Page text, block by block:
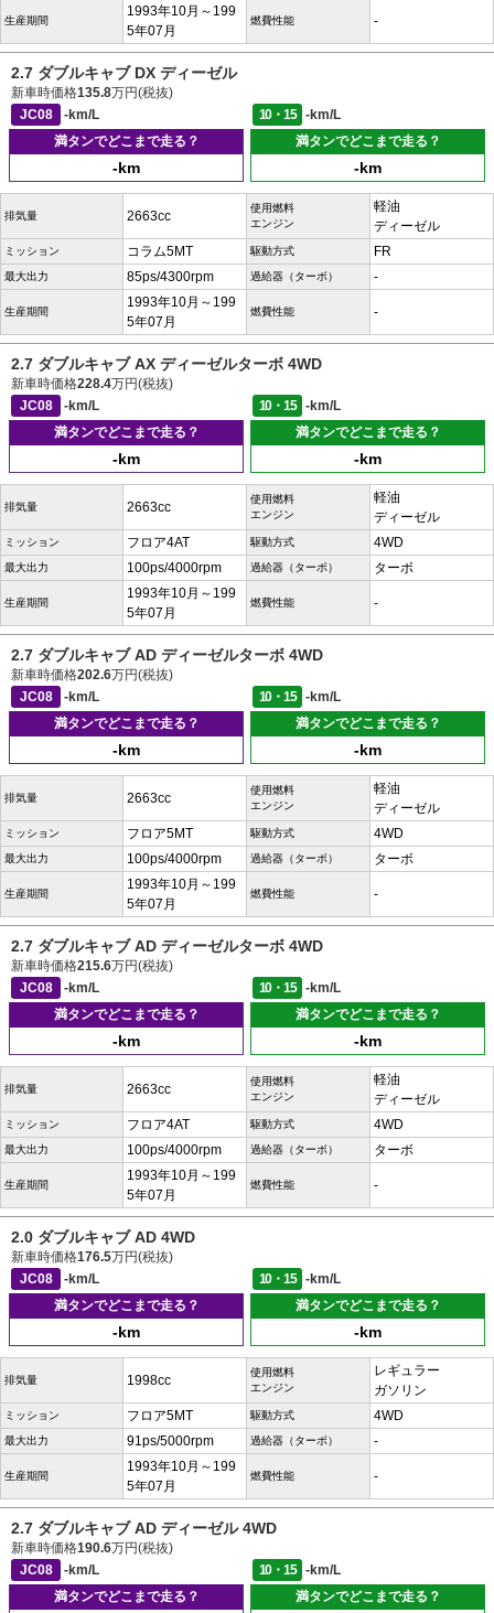
生産期間
1993年10月～199
5年07月
燃費性能 -
2.7 ダブルキャブ DX ディーゼル
新車時価格135.8万円(税抜)
JC08
-km/L 10・15
-km/L
満タンでどこまで走る？
-km
満タンでどこまで走る？
-km
排気量 2663cc
使用燃料
エンジン
軽油
ディーゼル
ミッション コラム5MT 駆動方式 FR
最大出力 85ps/4300rpm 過給器（ターボ） -
生産期間
1993年10月～199
5年07月
燃費性能 -
2.7 ダブルキャブ AX ディーゼルターボ 4WD
新車時価格228.4万円(税抜)
JC08
-km/L 10・15
-km/L
満タンでどこまで走る？
-km
満タンでどこまで走る？
-km
排気量 2663cc
使用燃料
エンジン
軽油
ディーゼル
ミッション フロア4AT 駆動方式 4WD
最大出力 100ps/4000rpm 過給器（ターボ） ターボ
生産期間
1993年10月～199
5年07月
燃費性能 -
2.7 ダブルキャブ AD ディーゼルターボ 4WD
新車時価格202.6万円(税抜)
JC08
-km/L 10・15
-km/L
満タンでどこまで走る？
-km
満タンでどこまで走る？
-km
排気量 2663cc
使用燃料
エンジン
軽油
ディーゼル
ミッション フロア5MT 駆動方式 4WD
最大出力 100ps/4000rpm 過給器（ターボ） ターボ
生産期間
1993年10月～199
5年07月
燃費性能 -
2.7 ダブルキャブ AD ディーゼルターボ 4WD
新車時価格215.6万円(税抜)
JC08
-km/L 10・15
-km/L
満タンでどこまで走る？
-km
満タンでどこまで走る？
-km
排気量 2663cc
使用燃料
エンジン
軽油
ディーゼル
ミッション フロア4AT 駆動方式 4WD
最大出力 100ps/4000rpm 過給器（ターボ） ターボ
生産期間
1993年10月～199
5年07月
燃費性能 -
2.0 ダブルキャブ AD 4WD
新車時価格176.5万円(税抜)
JC08
-km/L 10・15
-km/L
満タンでどこまで走る？
-km
満タンでどこまで走る？
-km
排気量 1998cc
使用燃料
エンジン
レギュラー
ガソリン
ミッション フロア5MT 駆動方式 4WD
最大出力 91ps/5000rpm 過給器（ターボ） -
生産期間
1993年10月～199
5年07月
燃費性能 -
2.7 ダブルキャブ AD ディーゼル 4WD
新車時価格190.6万円(税抜)
JC08
-km/L 10・15
-km/L
満タンでどこまで走る？
満タンでどこまで走る？